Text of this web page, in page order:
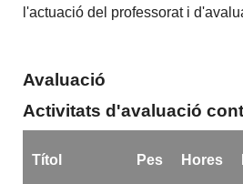
l'actuació del professorat i
Avaluació
Activitats d'avaluació
Títol Pes Hores